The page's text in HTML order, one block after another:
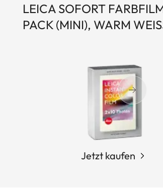
LEICA SOFORT
PACK (MINI), WARM WEISS
Jetzt kaufen